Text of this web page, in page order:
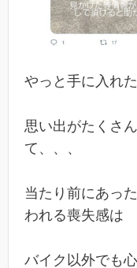
やっと手に入れ
思い出がたくさ
て、、、
当たり前にあっ
われる喪失感は
バイク以外でも